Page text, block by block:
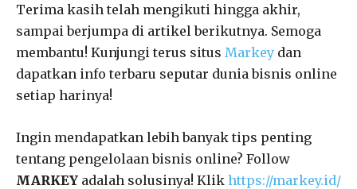
Terima kasih telah mengikuti hingga akhir,
sampai berjumpa di artikel berikutnya. Semoga
membantu! Kunjungi terus situs Markey dan
dapatkan info terbaru seputar dunia bisnis online
setiap harinya!
Ingin mendapatkan lebih banyak tips penting
tentang pengelolaan bisnis online? Follow
MARKEY adalah solusinya! Klik https://markey.id/